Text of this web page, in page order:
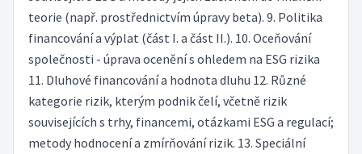
teorie (např. prostřednictvím úpravy beta). 9. Politika
financování a výplat (část I. a část II.). 10. Oceňování
společnosti - úprava ocenění s ohledem na ESG rizika
11. Dluhové financování a hodnota dluhu 12. Různé
kategorie rizik, kterým podnik čelí, včetně rizik
souvisejících s trhy, financemi, otázkami ESG a regulací;
metody hodnocení a zmírňování rizik. 13. Speciální